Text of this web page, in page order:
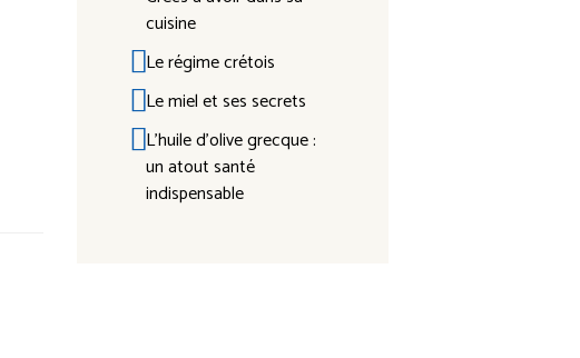
cuisine
Le régime crétois
Le miel et ses secrets
L’huile d’olive grecque :
un atout santé
indispensable